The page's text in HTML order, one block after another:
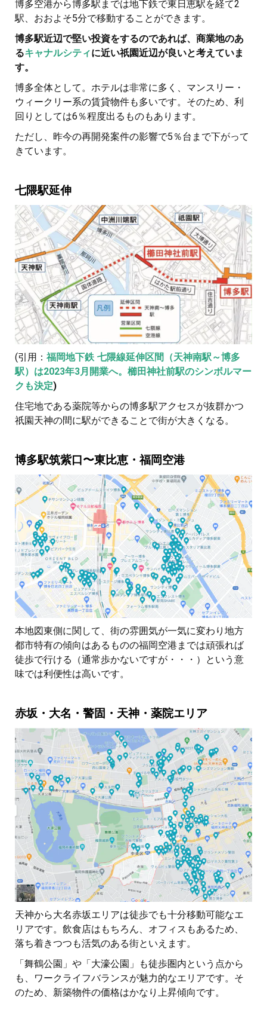
博多空港から博多駅までは地下鉄で東日恵駅を経て2
駅、おおよそ5分で移動することができます。
博多駅近辺で堅い投資をするのであれば、商業地のあ
るキャナルシティに近い祇園近辺が良いと考えていま
す。
博多全体として。ホテルは非常に多く、マンスリー・
ウィークリー系の賃貸物件も多いです。そのため、利
回りとしては6％程度出るものもあります。
ただし、昨今の再開発案件の影響で5％台まで下がって
きています。
七隈駅延伸
(引用： 福岡地下鉄 七隈線延伸区間（天神南駅～博多
駅）は2023年3月開業へ。櫛田神社前駅のシンボルマー
クも決定)
住宅地である薬院等からの博多駅アクセスが抜群かつ
祇園天神の間に駅ができることで街が大きくなる。
博多駅筑紫口〜東比恵・福岡空港
本地図東側に関して、街の雰囲気が一気に変わり地方
都市特有の傾向はあるものの福岡空港までは頑張れば
徒歩で行ける（通常歩かないですが・・・）という意
味では利便性は高いです。
赤坂・大名・警固・天神・薬院エリア
天神から大名赤坂エリアは徒歩でも十分移動可能なエ
リアです。飲食店はもちろん、オフィスもあるため、
落ち着きつつも活気のある街といえます。
「舞鶴公園」や「大濠公園」も徒歩圏内という点から
も、ワークライフバランスが魅力的なエリアです。そ
のため、新築物件の価格はかなり上昇傾向です。